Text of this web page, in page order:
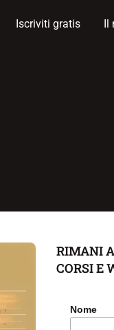
Iscriviti gratis Il
RIMANI
CORSI E
Nome